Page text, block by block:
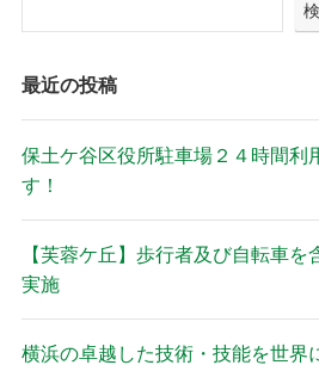
最近の投稿
保土ケ谷区役所駐車場２４時間利
す！
【芙蓉ケ丘】歩行者及び自転車
実施
横浜の卓越した技術・技能を世界